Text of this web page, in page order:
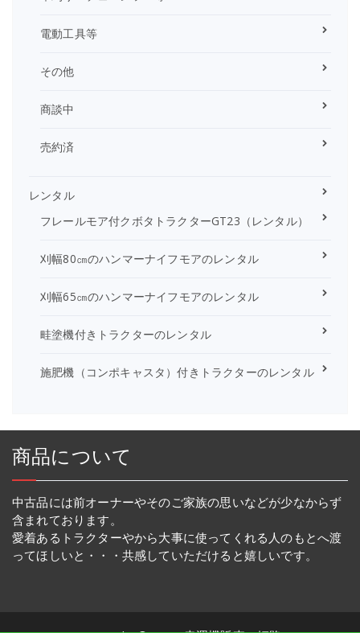
電動工具等
その他
商談中
売約済
レンタル
フレールモア付クボタトラクターGT23（レンタル）
刈幅80㎝のハンマーナイフモアのレンタル
刈幅65㎝のハンマーナイフモアのレンタル
畦塗機付きトラクターのレンタル
施肥機（コンポキャスタ）付きトラクターのレンタル
商品について
中古品には前オーナーやそのご家族の思いなどが少なからず
含まれております。
愛着あるトラクターやから大事に使ってくれる人のもとへ渡
ってほしいと・・・共感していただけると嬉しいです。